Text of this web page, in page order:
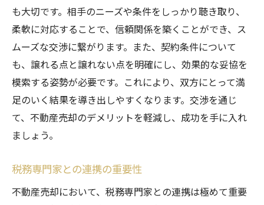
も大切です。相手のニーズや条件をしっかり聴き取り、
柔軟に対応することで、信頼関係を築くことができ、ス
ムーズな交渉に繋がります。また、契約条件について
も、譲れる点と譲れない点を明確にし、効果的な妥協を
模索する姿勢が必要です。これにより、双方にとって満
足のいく結果を導き出しやすくなります。交渉を通じ
て、不動産売却のデメリットを軽減し、成功を手に入れ
ましょう。
税務専門家との連携の重要性
不動産売却において、税務専門家との連携は極めて重要